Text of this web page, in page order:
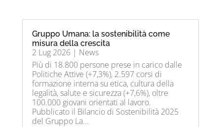
Gruppo Umana: la sostenibilità come
misura della crescita
2 Lug 2026| News
Più di 18.800 persone prese in carico dalle
Politiche Attive (+7,3%), 2.597 corsi di
formazione interna su etica, cultura della
legalità, salute e sicurezza (+7,6%), oltre
100.000 giovani orientati al lavoro.
Pubblicato il Bilancio di Sostenibilità 2025
del Gruppo La...